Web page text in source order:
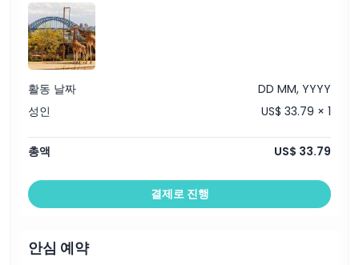
활동 날짜
DD MM, YYYY
성인
US$ 33.79 × 1
총액 US$ 33.79
결제로 진행
안심 예약